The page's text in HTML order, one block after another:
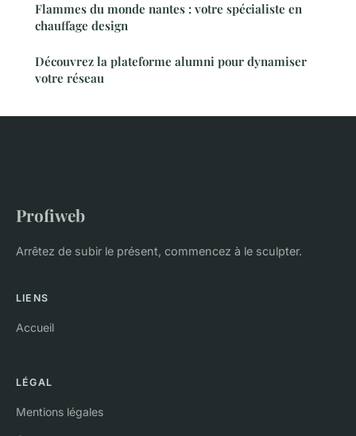
Flammes du monde nantes : votre spécialiste en
chauffage design
Découvrez la plateforme alumni pour dynamiser
votre réseau
Profiweb
Arrêtez de subir le présent, commencez à le sculpter.
LIENS
Accueil
LÉGAL
Mentions légales